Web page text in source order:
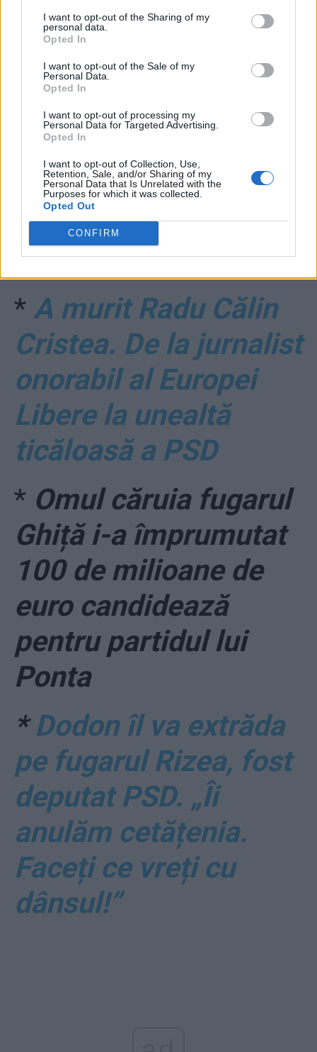
I want to opt-out of the Sharing of my
personal data.
Opted In
I want to opt-out of the Sale of my
Personal Data.
Opted In
I want to opt-out of processing my
Personal Data for Targeted Advertising.
Opted In
I want to opt-out of Collection, Use,
Retention, Sale, and/or Sharing of my
Personal Data that Is Unrelated with the
Purposes for which it was collected.
Opted Out
CONFIRM
prezidențiale
ad
* A murit Radu Călin
Cristea. De la jurnalist
onorabil al Europei
Libere la unealtă
ticăloasă a PSD
* Omul căruia fugarul
Ghiță i-a împrumutat
100 de milioane de
euro candidează
pentru partidul lui
Ponta
*Dodon îl va extrăda
pe fugarul Rizea, fost
deputat PSD. „Îi
anulăm cetățenia.
Faceți ce vreți cu
dânsul!”